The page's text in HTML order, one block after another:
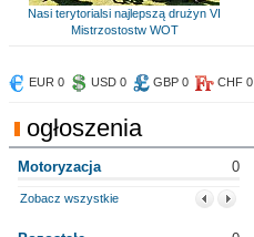
Nasi terytorialsi najlepszą drużyn VI
Mistrzostostw WOT
EUR 0 USD 0 GBP 0 CHF 0
ogłoszenia
Motoryzacja 0
Zobacz wszystkie